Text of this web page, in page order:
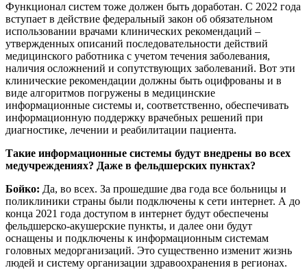
Функционал систем тоже должен быть доработан. С 2022 года
вступает в действие федеральный закон об обязательном
использовании врачами клинических рекомендаций –
утвержденных описаний последовательности действий
медицинского работника с учетом течения заболевания,
наличия осложнений и сопутствующих заболеваний. Вот эти
клинические рекомендации должны быть оцифрованы и в
виде алгоритмов погружены в медицинские
информационные системы и, соответственно, обеспечивать
информационную поддержку врачебных решений при
диагностике, лечении и реабилитации пациента.
Такие информационные системы будут внедрены во всех
медучреждениях? Даже в фельдшерских пунктах?
Бойко: Да, во всех. За прошедшие два года все больницы и
поликлиники страны были подключены к сети интернет. А до
конца 2021 года доступом в интернет будут обеспечены
фельдшерско-акушерские пункты, и далее они будут
оснащены и подключены к информационным системам
головных медорганизаций. Это существенно изменит жизнь
людей и систему организации здравоохранения в регионах.